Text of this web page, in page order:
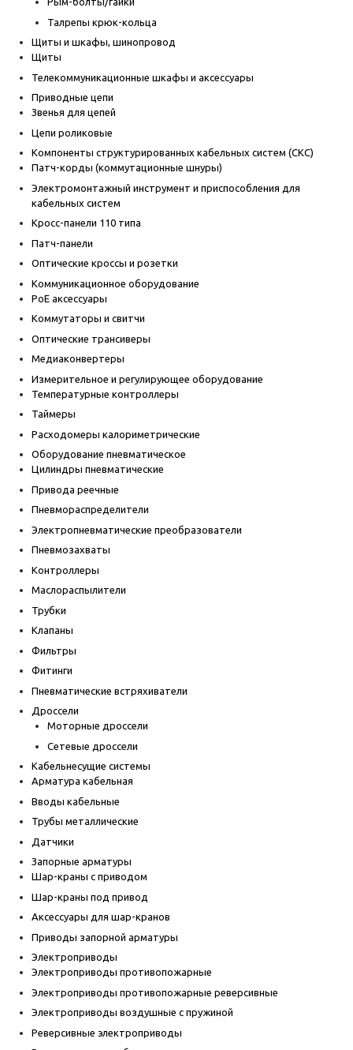
Талрепы крюк-кольца
Щиты и шкафы, шинопровод
Щиты
Телекоммуникационные шкафы и аксессуары
Приводные цепи
Звенья для цепей
Цепи роликовые
Компоненты структурированных кабельных систем (СКС)
Патч-корды (коммутационные шнуры)
Электромонтажный инструмент и приспособления для
кабельных систем
Кросс-панели 110 типа
Патч-панели
Оптические кроссы и розетки
Коммуникационное оборудование
PoE аксессуары
Коммутаторы и свитчи
Оптические трансиверы
Медиаконвертеры
Измерительное и регулирующее оборудование
Температурные контроллеры
Таймеры
Расходомеры калориметрические
Оборудование пневматическое
Цилиндры пневматические
Привода реечные
Пневмораспределители
Электропневматические преобразователи
Пневмозахваты
Контроллеры
Маслораспылители
Трубки
Клапаны
Фильтры
Фитинги
Пневматические встряхиватели
Дроссели
Моторные дроссели
Сетевые дроссели
Кабельнесущие системы
Арматура кабельная
Вводы кабельные
Трубы металлические
Датчики
Запорные арматуры
Шар-краны с приводом
Шар-краны под привод
Аксессуары для шар-кранов
Приводы запорной арматуры
Электроприводы
Электроприводы противопожарные
Электроприводы противопожарные реверсивные
Электроприводы воздушные с пружиной
Реверсивные электроприводы